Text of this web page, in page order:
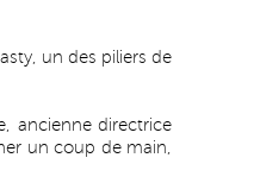
un des piliers de
ancienne directrice
un coup de main,